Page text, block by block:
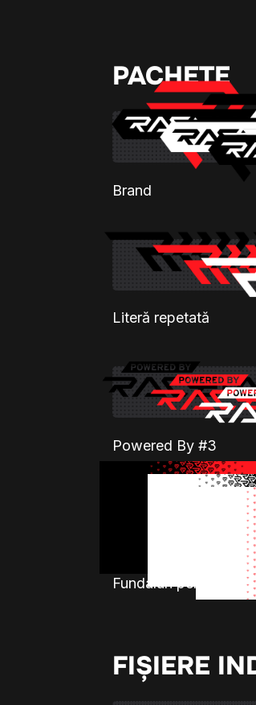
PACHETE
Brand
Literă repetată
Powered By #3
Fundaluri pentru livery
FIȘIERE